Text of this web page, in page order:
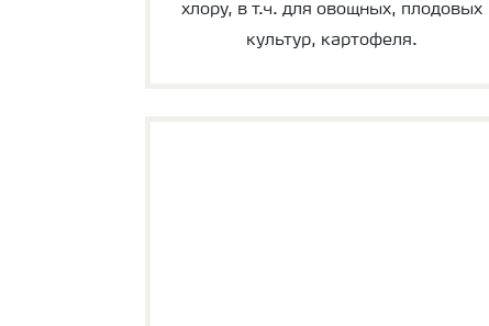
хлору, в т.ч. для овощных, плодовых
культур, картофеля.